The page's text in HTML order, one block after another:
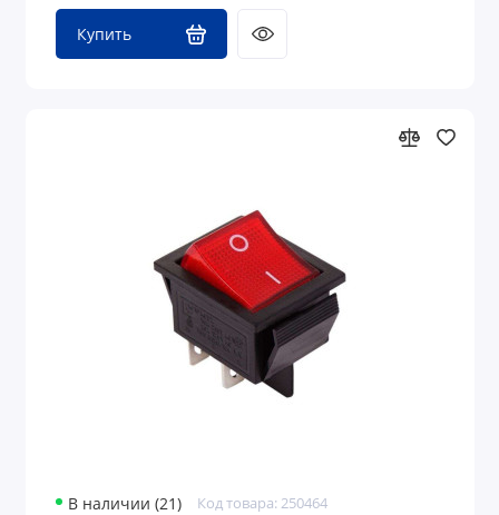
Купить
В наличии (21) Код товара: 250464